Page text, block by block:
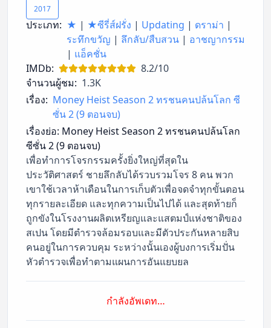
2017
ประเภท: ★ | ★ซีรี่ส์ฝรั่ง | Updating | ดราม่า |
ระทึกขวัญ | ลึกลับ/สืบสวน | อาชญากรรม
| แอ็คชั่น
IMDb:
8.2/10
จำนวนผู้ชม: 1.3K
เรื่อง: Money Heist Season 2 ทรชนคนปล้นโลก ซี
ซั่น 2 (9 ตอนจบ)
เรื่องย่อ: Money Heist Season 2 ทรชนคนปล้นโลก
ซีซั่น 2 (9 ตอนจบ)
เพื่อทำการโจรกรรมครั้งยิ่งใหญ่ที่สุดใน
ประวัติศาสตร์ ชายลึกลับได้รวบรวมโจร 8 คน พวก
เขาใช้เวลาห้าเดือนในการเก็บตัวเพื่อจดจำทุกขั้นตอน
ทุกรายละเอียด และทุกความเป็นไปได้ และสุดท้ายก็
ถูกขังในโรงงานผลิตเหรียญและแสตมป์แห่งชาติของ
สเปน โดยมีตำรวจล้อมรอบและมีตัวประกันหลายสิบ
คนอยู่ในการควบคุม ระหว่างนั้นเองผู้บงการเริ่มปั่น
หัวตำรวจเพื่อทำตามแผนการอันแยบยล
กำลังอัพเดท…